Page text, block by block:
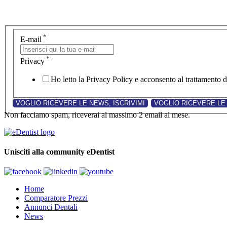
E-mail *
Privacy *
Ho letto la Privacy Policy e acconsento al trattamento
Non facciamo spam, riceverai al massimo 2 email al mese.
Unisciti alla community eDentist
Home
Comparatore Prezzi
Annunci Dentali
News